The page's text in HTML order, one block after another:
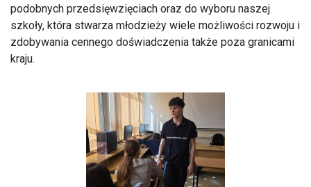
podobnych przedsięwzięciach oraz do wyboru naszej
szkoły, która stwarza młodzieży wiele możliwości rozwoju i
zdobywania cennego doświadczenia także poza granicami
kraju.